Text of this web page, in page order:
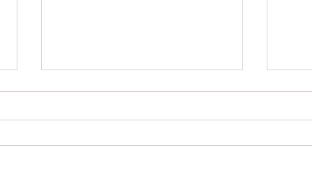
2026七月八月 简易的零星整